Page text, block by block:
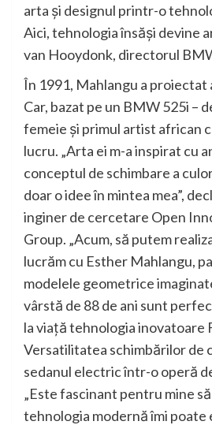
arta şi designul printr-o
Aici, tehnologia însăşi devine
van Hooydonk, directorul
În 1991, Mahlangu a proiectat
Car, bazat pe un BMW 525i –
femeie şi primul artist african
lucru. „Arta ei m-a inspirat cu
conceptul de schimbare a
doar o idee în mintea mea”,
inginer de cercetare Open
Group. „Acum, să putem
lucrăm cu Esther Mahlangu,
modelele geometrice
vârstă de 88 de ani sunt
la viaţă tehnologia inovatoare
Versatilitatea schimbărilor de
sedanul electric într-o operă
„Este fascinant pentru mine
tehnologia modernă îmi poate